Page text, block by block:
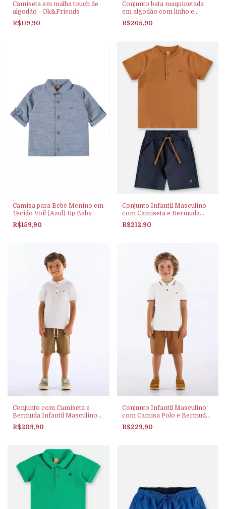
Camiseta em malha touch de
algodão - Ok&Friends
R$119,90
Conjunto bata maquinetada
em algodão com linho e
bermuda em sarja listrada -
Ok&Friends
R$265,90
Camisa para Bebê Menino em
Tecido Voil (Azul) Up Baby
R$159,90
Conjunto Infantil Masculino
com Camiseta e Bermuda
Alfaiataria (Marrom) Up Baby
R$212,90
Conjunto com Camiseta e
Bermuda Infantil Masculino
(Off White) Up Baby
R$209,90
Conjunto Infantil Masculino
com Camisa Polo e Bermuda
(Branco) Up Baby
R$229,90